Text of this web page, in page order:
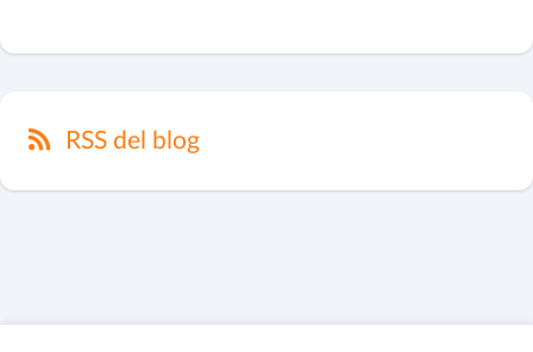
RSS del blog